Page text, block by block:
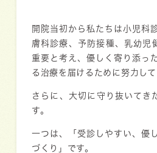
開院当初から私たちは小児科
膚科診療、予防接種、乳幼児
重要と考え、優しく寄り添っ
る治療を届けるために努力して
さらに、大切に守り抜いてき
す。
一つは、「受診しやすい、優
づくり」です。